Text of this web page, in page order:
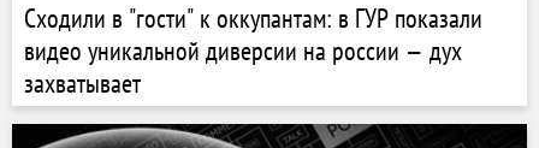
Сходили в "гости" к оккупантам: в ГУР показали
видео уникальной диверсии на россии — дух
захватывает